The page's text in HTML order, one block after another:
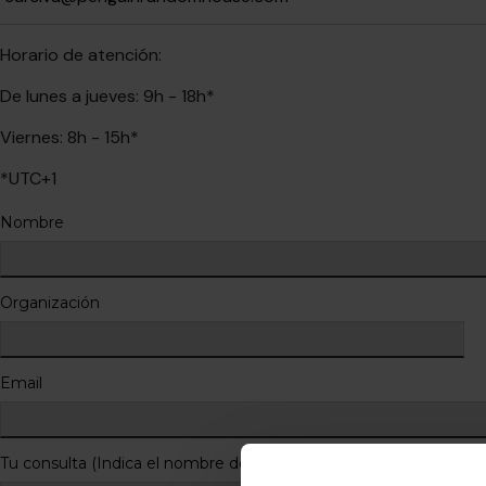
Horario de atención:
De lunes a jueves: 9h - 18h*
Viernes: 8h - 15h*
*UTC+1
Nombre
Organización
Email
Tu consulta (Indica el nombre del conferenciante en que estás